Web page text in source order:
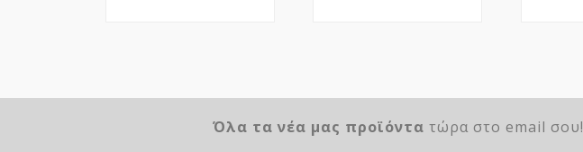
Όλα τα νέα μας προϊόντα τώρα στο email σου!